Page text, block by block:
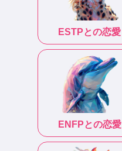
ESTPとの恋愛
ENFPとの恋愛